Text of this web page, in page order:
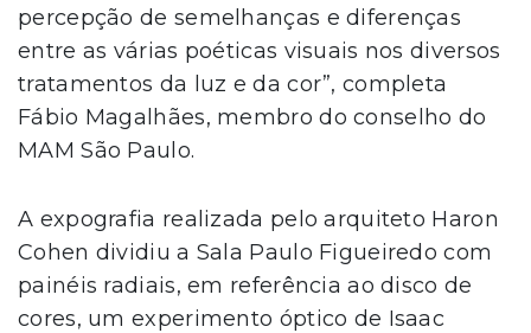
percepção de semelhanças e diferenças
entre as várias poéticas visuais nos diversos
tratamentos da luz e da cor”, completa
Fábio Magalhães, membro do conselho do
MAM São Paulo.
A expografia realizada pelo arquiteto Haron
Cohen dividiu a Sala Paulo Figueiredo com
painéis radiais, em referência ao disco de
cores, um experimento óptico de Isaac